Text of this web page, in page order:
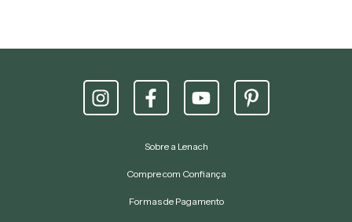
Sobre a Lenach
Compre com Confiança
Formas de Pagamento